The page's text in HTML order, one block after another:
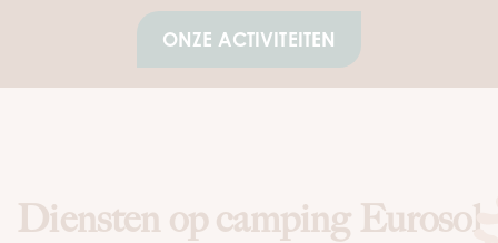
ONZE ACTIVITEITEN
Diensten op camping Eurosol